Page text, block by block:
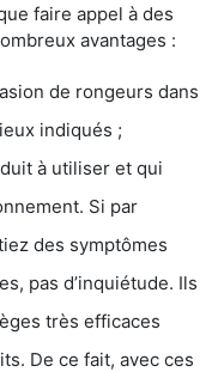
faire appel à des
avantages :
de rongeurs dans
indiqués ;
à utiliser et qui
Si par
des symptômes
pas d’inquiétude. Ils
très efficaces
De ce fait, avec ces